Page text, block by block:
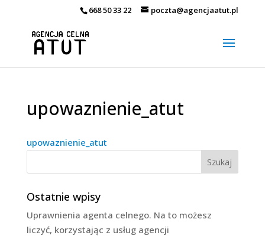
668 50 33 22 poczta@agencjaatut.pl
upowaznienie_atut
upowaznienie_atut
Ostatnie wpisy
Uprawnienia agenta celnego. Na to możesz
liczyć, korzystając z usług agencji